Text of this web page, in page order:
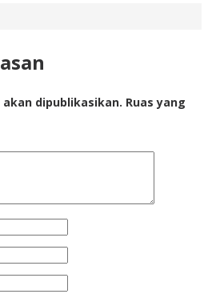
dipublikasikan. Ruas yang